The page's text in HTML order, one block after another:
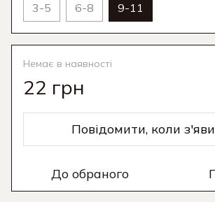
3-5 6-8 9-11
Немає в наявності
22 грн
Повідомити, коли
До обраного